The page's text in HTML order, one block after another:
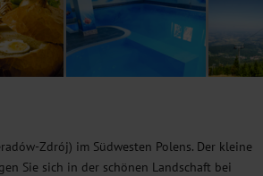
Zdrój) im Südwesten Polens. Der kleine
Sie sich in der schönen Landschaft bei